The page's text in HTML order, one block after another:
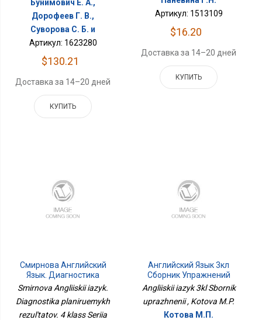
Бунимович Е. А.,
Дорофеев Г. В.,
Суворова С. Б. и
Артикул: 1623280
$130.21
Доставка за 14–20 дней
КУПИТЬ
Артикул: 1513109
$16.20
Доставка за 14–20 дней
КУПИТЬ
Смирнова Английский
Язык. Диагностика
Планируемых
Результатов. 4 Класс
Серия Диагностика И
Контроль
Smirnova Angliiskii iazyk.
Diagnostika planiruemykh
rezul'tatov. 4 klass Seriia
Английский Язык 3кл
Сборник Упражнений
Angliiskii iazyk 3kl Sbornik
uprazhnenii , Kotova M.P.
Котова М.П.